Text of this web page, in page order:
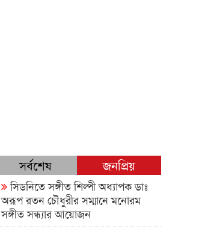
সর্বশেষ জনপ্রিয়
সিডনিতে সঙ্গীত শিল্পী অধ্যাপক ডাঃ
অরূপ রতন চৌধুরীর সম্মানে মনোরম
সঙ্গীত সন্ধ্যার আয়োজন